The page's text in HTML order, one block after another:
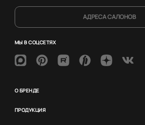
АДРЕСА САЛОНОВ
МЫ В СОЦСЕТЯХ
О БРЕНДЕ
ПРОДУКЦИЯ